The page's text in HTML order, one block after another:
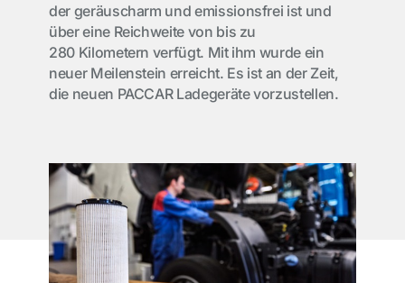
der geräuscharm und emissionsfrei ist und
über eine Reichweite von bis zu
280 Kilometern verfügt. Mit ihm wurde ein
neuer Meilenstein erreicht. Es ist an der Zeit,
die neuen PACCAR Ladegeräte vorzustellen.